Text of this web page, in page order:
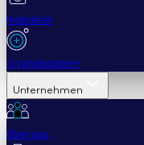
Helpdesk
Cryptohopper+
Unternehmen
Über uns